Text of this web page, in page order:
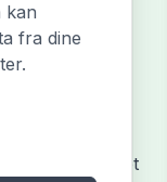
af
på
med omhu,
mild, ren og let
kan
fra dine